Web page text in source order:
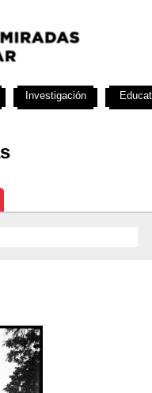
Investigación